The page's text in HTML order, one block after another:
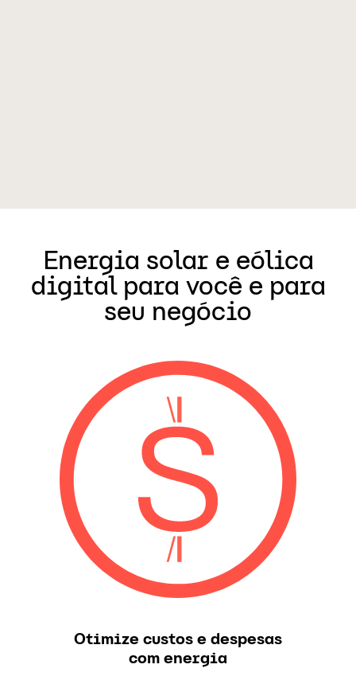
Energia solar e eólica
digital para você e para
seu negócio
Otimize custos e despesas
com energia